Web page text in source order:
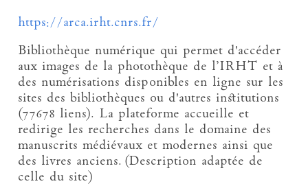
https://arca.irht.cnrs.fr/
Bibliothèque numérique qui permet d'accéder
aux images de la photothèque de l’IRHT et à
des numérisations disponibles en ligne sur les
sites des bibliothèques ou d'autres institutions
(77678 liens). La plateforme accueille et
redirige les recherches dans le domaine des
manuscrits médiévaux et modernes ainsi que
des livres anciens. (Description adaptée de
celle du site)